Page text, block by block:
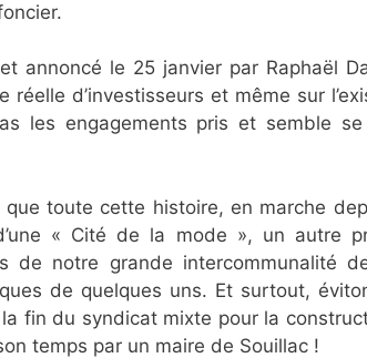
annoncé le 25 janvier par Raphaël
réelle d’investisseurs et même sur
les engagements pris et semble
que toute cette histoire, en marche
« Cité de la mode », un autre
de notre grande intercommunalité
de quelques uns. Et surtout,
fin du syndicat mixte pour la
temps par un maire de Souillac !